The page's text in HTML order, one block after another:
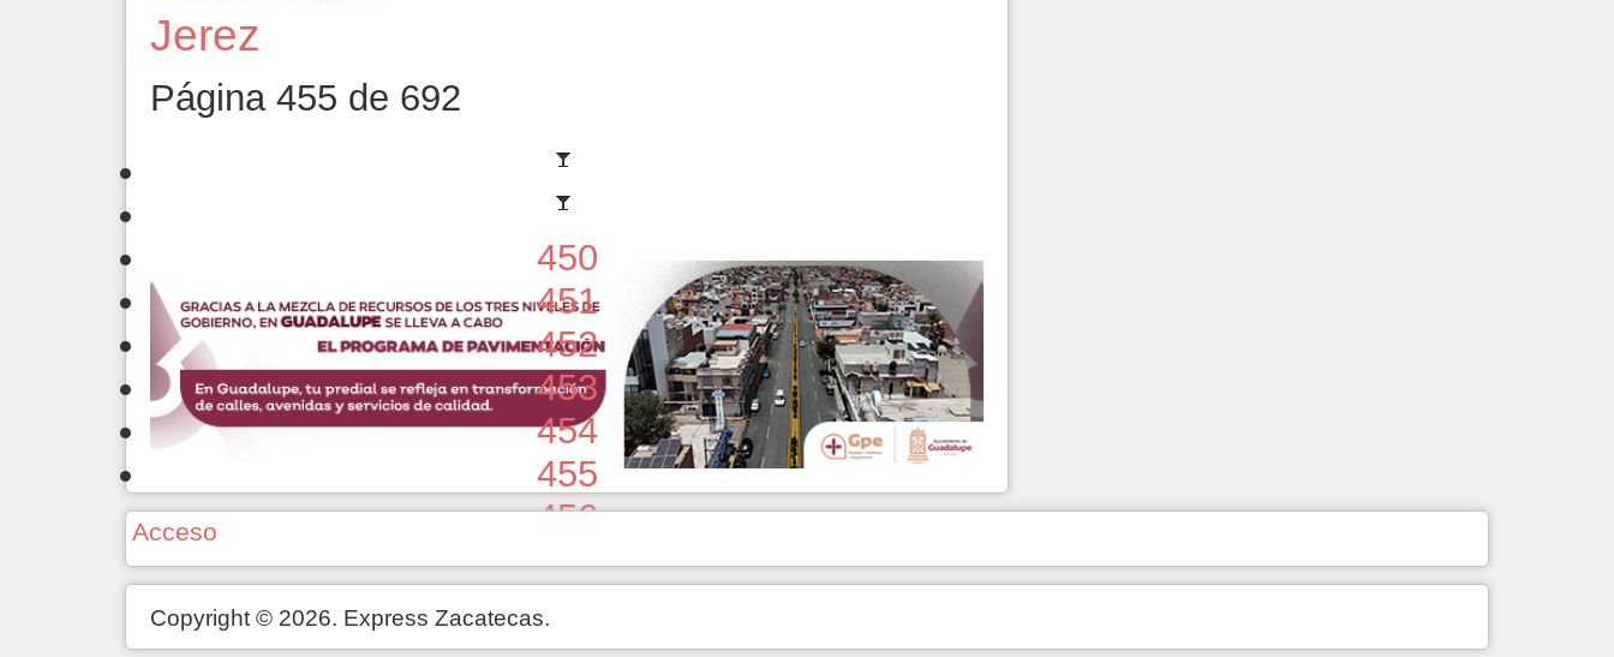
Jerez
Página 455 de 692
450
451
452
453
454
455
456
457
458
459
Acceso
Copyright © 2026. Express Zacatecas.